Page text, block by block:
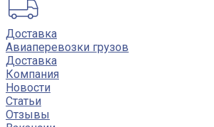
Доставка
Авиаперевозки грузов
Доставка
Компания
Новости
Статьи
Отзывы